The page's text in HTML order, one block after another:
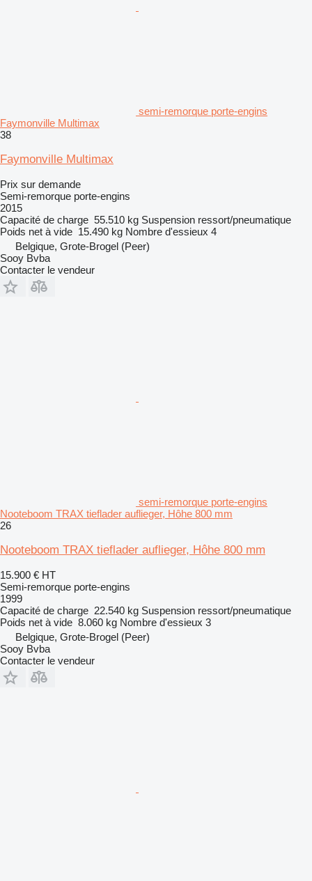
semi-remorque porte-engins
Faymonville Multimax
38
Faymonville Multimax
Prix sur demande
Semi-remorque porte-engins
2015
Capacité de charge 55.510 kg Suspension ressort/pneumatique
Poids net à vide 15.490 kg Nombre d'essieux 4
Belgique, Grote-Brogel (Peer)
Sooy Bvba
Contacter le vendeur
semi-remorque porte-engins
Nooteboom TRAX tieflader auflieger, Hôhe 800 mm
26
Nooteboom TRAX tieflader auflieger, Hôhe 800 mm
15.900 € HT
Semi-remorque porte-engins
1999
Capacité de charge 22.540 kg Suspension ressort/pneumatique
Poids net à vide 8.060 kg Nombre d'essieux 3
Belgique, Grote-Brogel (Peer)
Sooy Bvba
Contacter le vendeur